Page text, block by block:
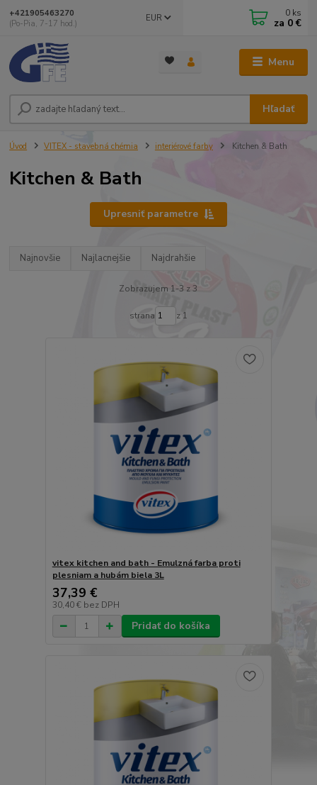
Menu
EUR
Hľadať
+421905463270
(Po-Pia, 7-17 hod.)
0 ks
za 0 €
Úvod VITEX - stavebná chémia interiérové farby Kitchen & Bath
Kitchen & Bath
Upresniť parametre
Najnovšie Najlacnejšie Najdrahšie
Zobrazujem 1-3 z 3
strana z 1
vitex kitchen and bath - Emulzná farba proti
plesniam a hubám biela 3L
37,39 €
30,40 € bez DPH
Pridať do košíka